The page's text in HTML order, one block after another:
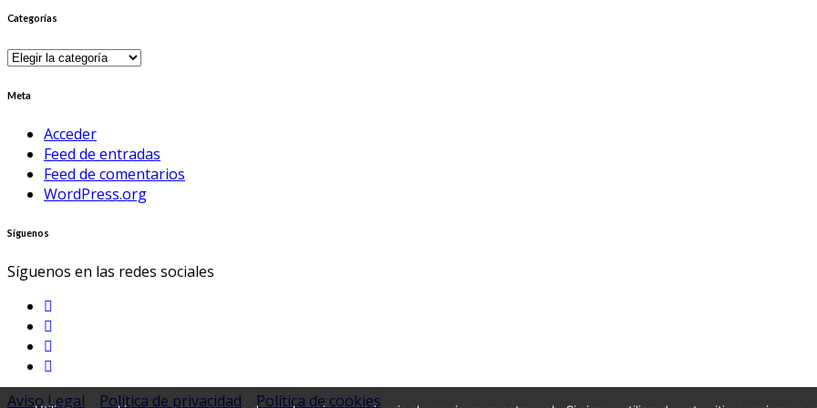
Categorías
Categorías
Meta
Acceder
Feed de entradas
Feed de comentarios
WordPress.org
Síguenos
Síguenos en las redes sociales
Aviso Legal Política de privacidad Política de cookies